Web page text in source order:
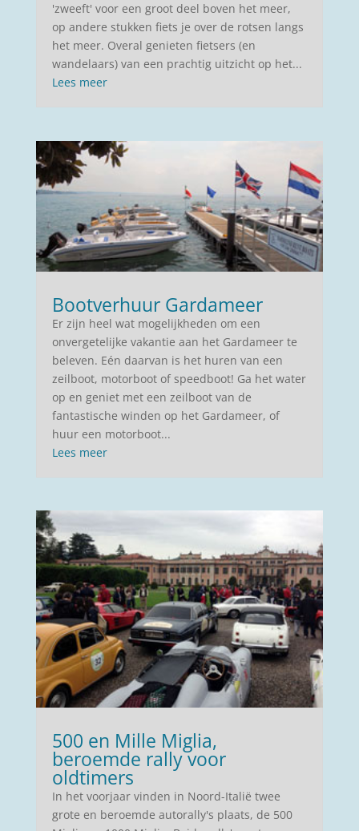
'zweeft' voor een groot deel boven het meer,
op andere stukken fiets je over de rotsen langs
het meer. Overal genieten fietsers (en
wandelaars) van een prachtig uitzicht op het...
Lees meer
Bootverhuur Gardameer
Er zijn heel wat mogelijkheden om een
onvergetelijke vakantie aan het Gardameer te
beleven. Eén daarvan is het huren van een
zeilboot, motorboot of speedboot! Ga het water
op en geniet met een zeilboot van de
fantastische winden op het Gardameer, of
huur een motorboot...
Lees meer
500 en Mille Miglia,
beroemde rally voor
oldtimers
In het voorjaar vinden in Noord-Italië twee
grote en beroemde autorally's plaats, de 500